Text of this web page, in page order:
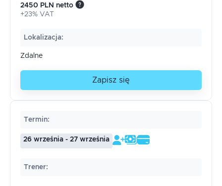
2450 PLN netto
+23% VAT
Lokalizacja:
Zdalne
Zapisz się
Termin:
26 września - 27 września
Trener: